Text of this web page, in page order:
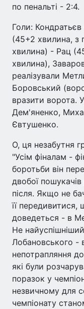
по пенальті - 2:4.
Голи:
(45+2 хвилина, з
хвилина) - Рац
хвилина),
реалізували
Боровський
вразити ворота.
Дем'яненко,
Євтушенко.
О, ця незабутня
"Усім фіналам -
боротьби він
двобої
після. Якщо не
її
доведеться - в
Не
Лобановського -
непотрапляння до
які були
поразок у
незвичному для
чемпіонату